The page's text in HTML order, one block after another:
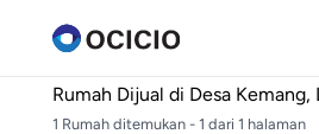
Rumah Dijual di Desa Kemang,
1 Rumah ditemukan - 1 dari 1 halaman